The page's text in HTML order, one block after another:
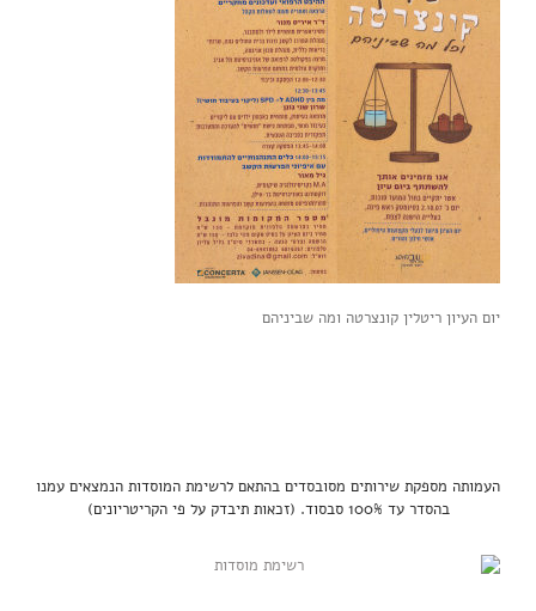
יום העיון ריטלין קונצרטה ומה שביניהם
העמותה מספקת שירותים מסובסדים בהתאם לרשימת המוסדות הנמצאים עמנו
בהסדר עד 100% סבסוד. (זכאות תיבדק על פי הקריטריונים)